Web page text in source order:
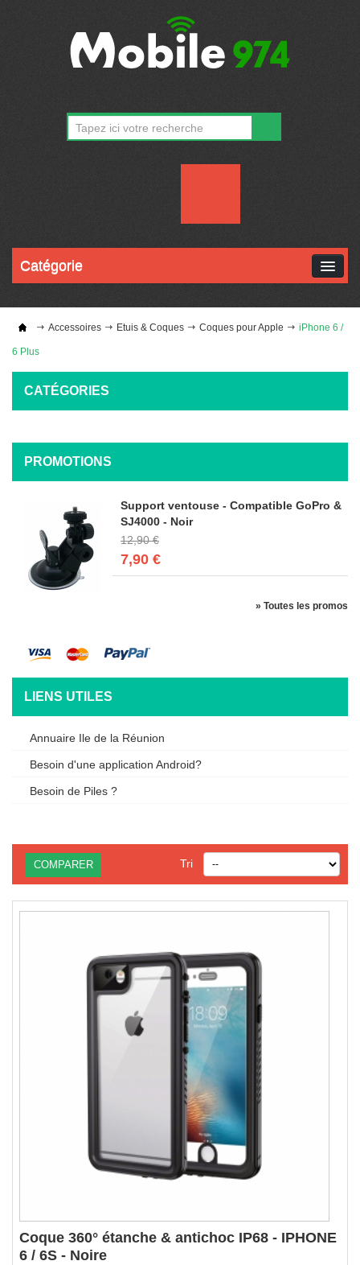
CONTACT MON COMPTE
Catégorie
Accessoires Etuis & Coques Coques pour Apple iPhone 6 /
6 Plus
CATÉGORIES
PROMOTIONS
Support ventouse - Compatible GoPro &
SJ4000 - Noir
12,90 €
7,90 €
» Toutes les promos
LIENS UTILES
Annuaire Ile de la Réunion
Besoin d'une application Android?
Besoin de Piles ?
Tri
Coque 360° étanche & antichoc IP68 - IPHONE
6 / 6S - Noire